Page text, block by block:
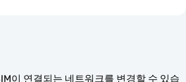
이 연결되는 네트워크를 변경할 수 있습